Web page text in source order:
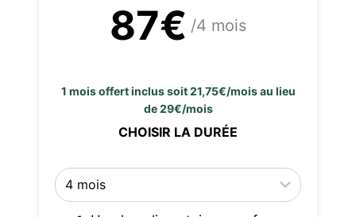
87€ /4 mois
1 mois offert inclus soit 21,75€/mois au lieu
de 29€/mois
CHOISIR LA DURÉE